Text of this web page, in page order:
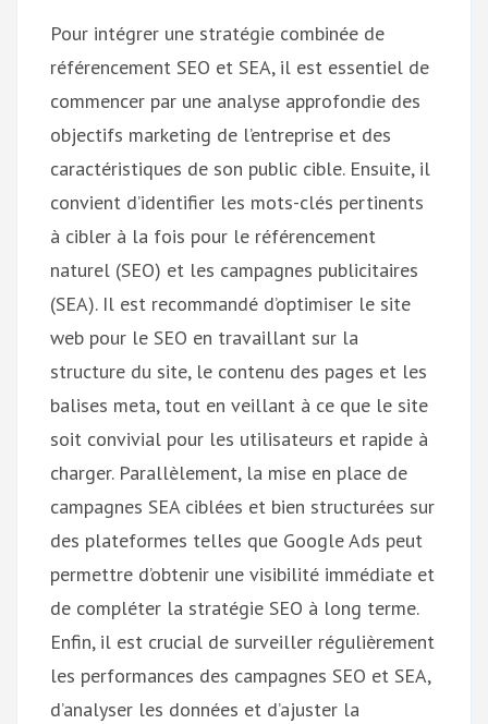
Pour intégrer une stratégie combinée de
référencement SEO et SEA, il est essentiel de
commencer par une analyse approfondie des
objectifs marketing de l’entreprise et des
caractéristiques de son public cible. Ensuite, il
convient d’identifier les mots-clés pertinents
à cibler à la fois pour le référencement
naturel (SEO) et les campagnes publicitaires
(SEA). Il est recommandé d’optimiser le site
web pour le SEO en travaillant sur la
structure du site, le contenu des pages et les
balises meta, tout en veillant à ce que le site
soit convivial pour les utilisateurs et rapide à
charger. Parallèlement, la mise en place de
campagnes SEA ciblées et bien structurées sur
des plateformes telles que Google Ads peut
permettre d’obtenir une visibilité immédiate et
de compléter la stratégie SEO à long terme.
Enfin, il est crucial de surveiller régulièrement
les performances des campagnes SEO et SEA,
d’analyser les données et d’ajuster la